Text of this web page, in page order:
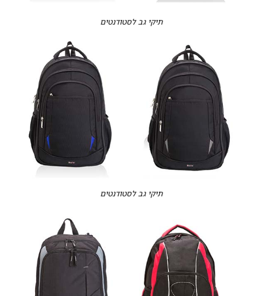
תיקי גב לסטודנטים
תיקי גב לסטודנטים